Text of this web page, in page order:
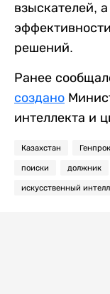
взыскателей,
решений.
Ранее
создано
интеллекта и
Казахстан
поиски должник
искусственный